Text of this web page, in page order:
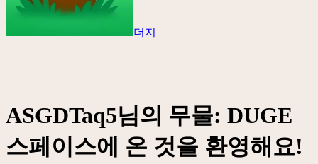
더지
ASGDTaq5님의 무물: DUGE
스페이스에 온 것을 환영해요!